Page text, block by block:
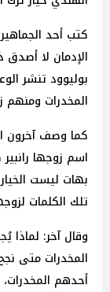
كتب أحد
الإدمان لا
بوليوود تنشر
المخدرات ومنهم
كما وصف آخرون
اسم زوجها
بهات ليست
تلك الكلمات
وقال آخر: لماذا
المخدرات متى
أحدهم